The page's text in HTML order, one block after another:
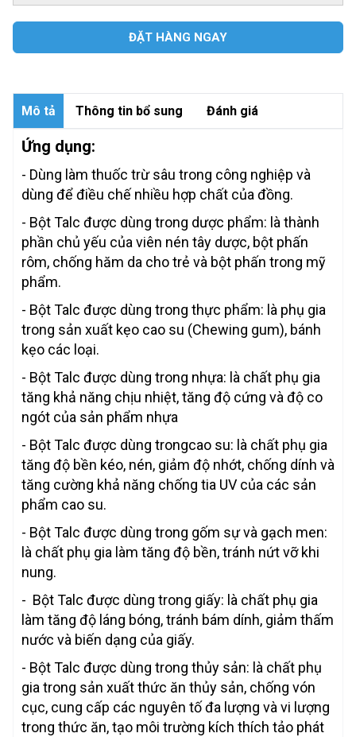
ĐẶT HÀNG NGAY
Mô tả Thông tin bổ sung Đánh giá
Ứng dụng:
- Dùng làm thuốc trừ sâu trong công nghiệp và
dùng để điều chế nhiều hợp chất của đồng.
- Bột Talc được dùng trong dược phẩm: là thành
phần chủ yếu của viên nén tây dược, bột phấn
rôm, chống hăm da cho trẻ và bột phấn trong mỹ
phẩm.
- Bột Talc được dùng trong thực phẩm: là phụ gia
trong sản xuất kẹo cao su (Chewing gum), bánh
kẹo các loại.
- Bột Talc được dùng trong nhựa: là chất phụ gia
tăng khả năng chịu nhiệt, tăng độ cứng và độ co
ngót của sản phẩm nhựa
- Bột Talc được dùng trongcao su: là chất phụ gia
tăng độ bền kéo, nén, giảm độ nhớt, chống dính và
tăng cường khả năng chống tia UV của các sản
phẩm cao su.
- Bột Talc được dùng trong gốm sự và gạch men:
là chất phụ gia làm tăng độ bền, tránh nứt vỡ khi
nung.
- Bột Talc được dùng trong giấy: là chất phụ gia
làm tăng độ láng bóng, tránh bám dính, giảm thấm
nước và biến dạng của giấy.
- Bột Talc được dùng trong thủy sản: là chất phụ
gia trong sản xuất thức ăn thủy sản, chống vón
cục, cung cấp các nguyên tố đa lượng và vi lượng
trong thức ăn, tạo môi trường kích thích tảo phát